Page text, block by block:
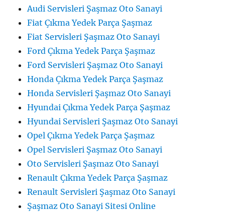
Audi Servisleri Şaşmaz Oto Sanayi
Fiat Çıkma Yedek Parça Şaşmaz
Fiat Servisleri Şaşmaz Oto Sanayi
Ford Çıkma Yedek Parça Şaşmaz
Ford Servisleri Şaşmaz Oto Sanayi
Honda Çıkma Yedek Parça Şaşmaz
Honda Servisleri Şaşmaz Oto Sanayi
Hyundai Çıkma Yedek Parça Şaşmaz
Hyundai Servisleri Şaşmaz Oto Sanayi
Opel Çıkma Yedek Parça Şaşmaz
Opel Servisleri Şaşmaz Oto Sanayi
Oto Servisleri Şaşmaz Oto Sanayi
Renault Çıkma Yedek Parça Şaşmaz
Renault Servisleri Şaşmaz Oto Sanayi
Şaşmaz Oto Sanayi Sitesi Online